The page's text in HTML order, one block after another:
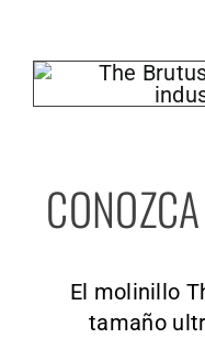
El molinillo
tamaño